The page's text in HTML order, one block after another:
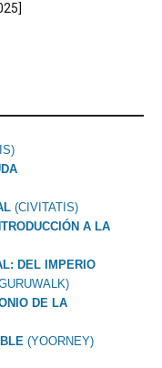
(CIVITATIS)
A LA
DEL IMPERIO
DE LA
(YOORNEY)